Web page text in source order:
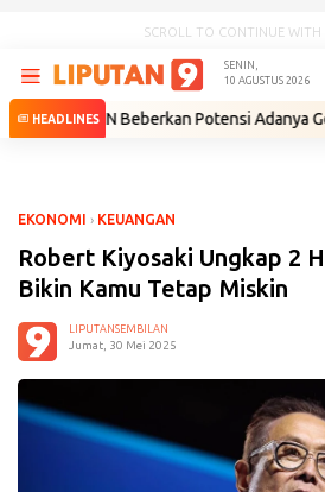
SCROLL TO CONTINUE WITH
SENIN,
10 AGUSTUS 2026
HEADLINES
BIN Beberkan Potensi Adanya Gejolak
EKONOMI › KEUANGAN
Robert Kiyosaki Ungkap 2
Bikin Kamu Tetap Miskin
LIPUTANSEMBILAN
Jumat, 30 Mei 2025